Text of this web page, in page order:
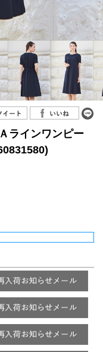
ラインワンピー